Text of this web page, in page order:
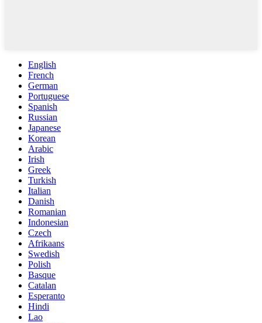
English
French
German
Portuguese
Spanish
Russian
Japanese
Korean
Arabic
Irish
Greek
Turkish
Italian
Danish
Romanian
Indonesian
Czech
Afrikaans
Swedish
Polish
Basque
Catalan
Esperanto
Hindi
Lao